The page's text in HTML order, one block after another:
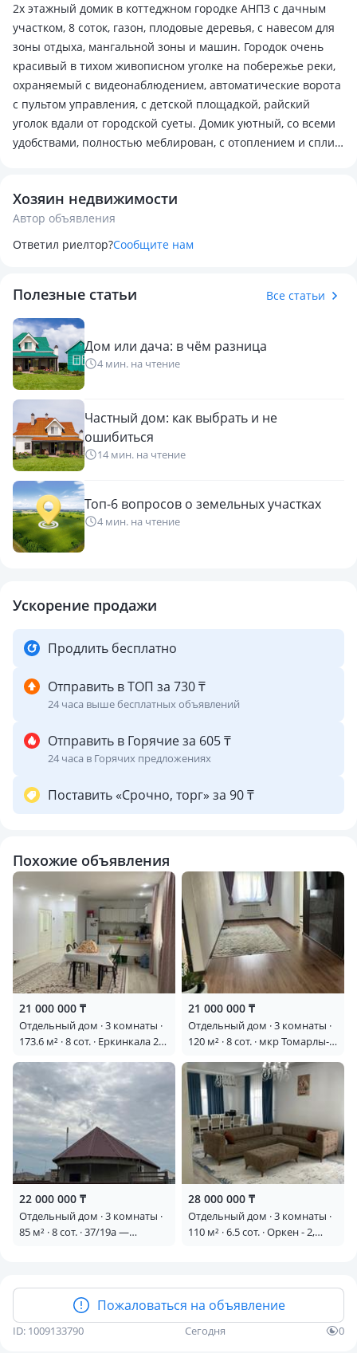
2х этажный домик в коттеджном городке АНПЗ с дачным
участком, 8 соток, газон, плодовые деревья, с навесом для
зоны отдыха, мангальной зоны и машин. Городок очень
красивый в тихом живописном уголке на побережье реки,
охраняемый с видеонаблюдением, автоматические ворота
с пультом управления, с детской площадкой, райский
уголок вдали от городской суеты. Домик уютный, со всеми
удобствами, полностью меблирован, с отоплением и сплит
Хозяин недвижимости
Автор объявления
Ответил риелтор?Сообщите нам
Полезные статьи Все статьи
Дом или дача: в чём разница
4 мин. на чтение
Частный дом: как выбрать и не
ошибиться
14 мин. на чтение
Топ-6 вопросов о земельных участках
4 мин. на чтение
Ускорение продажи
Продлить бесплатно
Отправить в ТОП за 730 ₸
24 часа выше бесплатных объявлений
Отправить в Горячие за 605 ₸
24 часа в Горячих предложениях
Поставить «Срочно, торг» за 90 ₸
Похожие объявления
21 000 000 ₸
Отдельный дом · 3 комнаты ·
173.6 м² · 8 сот. · Еркинкала 2
21 000 000 ₸
Отдельный дом · 3 комнаты ·
120 м² · 8 сот. · мкр Томарлы-2,
Стадион маныңда
22 000 000 ₸
Отдельный дом · 3 комнаты ·
85 м² · 8 сот. · 37/19а —
28 000 000 ₸
Отдельный дом · 3 комнаты ·
110 м² · 6.5 сот. · Оркен - 2,
Пожаловаться на объявление
ID: 1009133790 Сегодня 0